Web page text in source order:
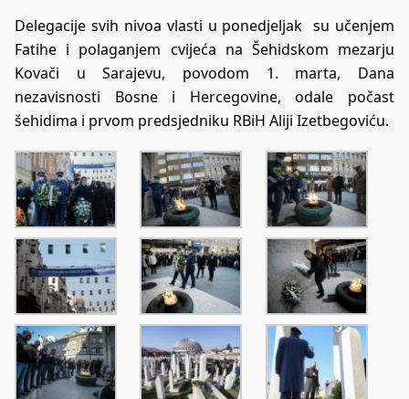
Delegacije svih nivoa vlasti u ponedjeljak su učenjem
Fatihe i polaganjem cvijeća na Šehidskom mezarju
Kovači u Sarajevu, povodom 1. marta, Dana
nezavisnosti Bosne i Hercegovine, odale počast
šehidima i prvom predsjedniku RBiH Aliji Izetbegoviću.